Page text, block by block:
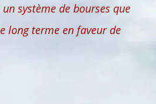
système de bourses que
long terme en faveur de